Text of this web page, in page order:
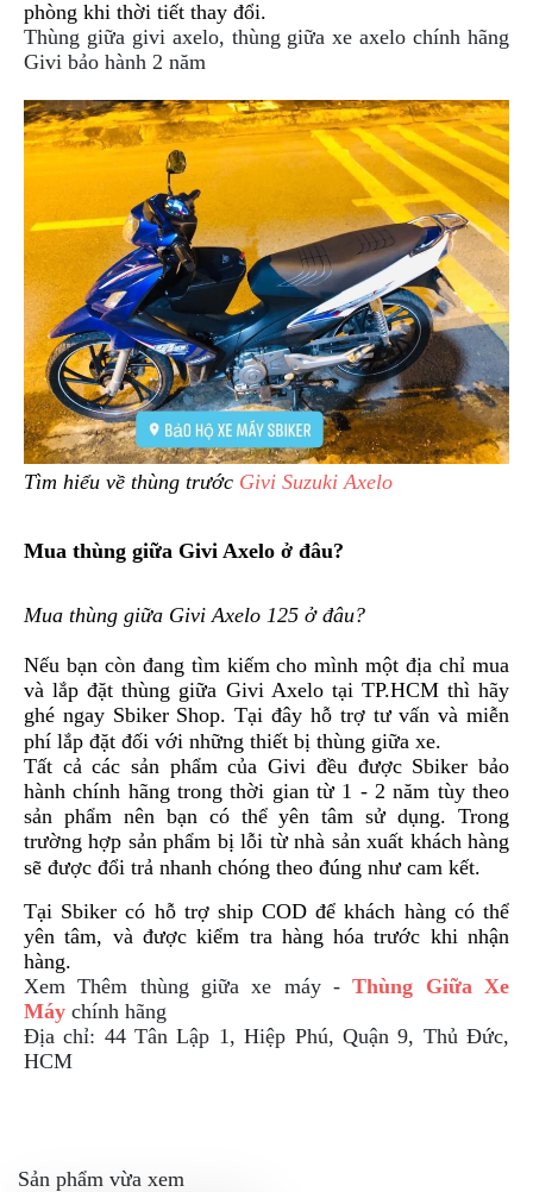
DẪN
MUA
HÀNG
phòng khi thời tiết thay đổi.
Thùng giữa givi axelo, thùng giữa xe axelo chính hãng
Givi bảo hành 2 năm
Tìm hiểu về thùng trước Givi Suzuki Axelo
Mua thùng giữa Givi Axelo ở đâu?
Mua thùng giữa Givi Axelo 125 ở đâu?
Nếu bạn còn đang tìm kiếm cho mình một địa chỉ mua
và lắp đặt thùng giữa Givi Axelo tại TP.HCM thì hãy
ghé ngay Sbiker Shop. Tại đây hỗ trợ tư vấn và miễn
phí lắp đặt đối với những thiết bị thùng giữa xe.
Tất cả các sản phẩm của Givi đều được Sbiker bảo
hành chính hãng trong thời gian từ 1 - 2 năm tùy theo
sản phẩm nên bạn có thể yên tâm sử dụng. Trong
trường hợp sản phẩm bị lỗi từ nhà sản xuất khách hàng
sẽ được đổi trả nhanh chóng theo đúng như cam kết.
Tại Sbiker có hỗ trợ ship COD để khách hàng có thể
yên tâm, và được kiểm tra hàng hóa trước khi nhận
hàng.
Xem Thêm thùng giữa xe máy -Thùng Giữa Xe
Máy chính hãng
Địa chỉ: 44 Tân Lập 1, Hiệp Phú, Quận 9, Thủ Đức,
HCM
Sản phẩm vừa xem